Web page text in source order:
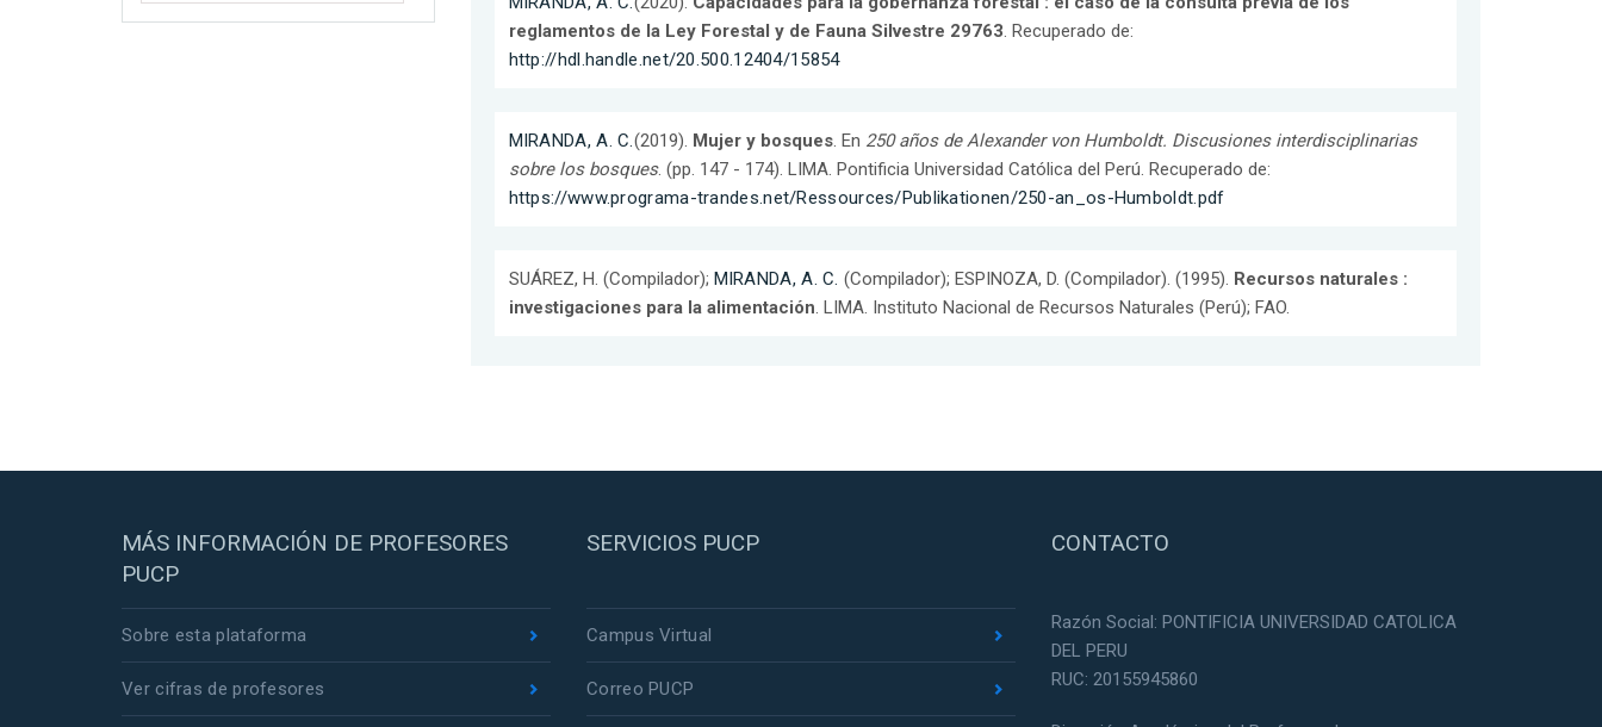
reglamentos de la Ley Forestal y de Fauna Silvestre 29763. Recuperado de:
http://hdl.handle.net/20.500.12404/15854
MIRANDA, A. C.(2019). Mujer y bosques. En 250 años de Alexander von Humboldt. Discusiones interdisciplinarias
sobre los bosques. (pp. 147 - 174). LIMA. Pontificia Universidad Católica del Perú. Recuperado de:
https://www.programa-trandes.net/Ressources/Publikationen/250-an_os-Humboldt.pdf
SUÁREZ, H. (Compilador); MIRANDA, A. C. (Compilador); ESPINOZA, D. (Compilador). (1995). Recursos naturales :
investigaciones para la alimentación. LIMA. Instituto Nacional de Recursos Naturales (Perú); FAO.
MÁS INFORMACIÓN DE PROFESORES
PUCP
Sobre esta plataforma
Ver cifras de profesores
SERVICIOS PUCP
Campus Virtual
Correo PUCP
CONTACTO
Razón Social: PONTIFICIA UNIVERSIDAD CATOLICA
DEL PERU
RUC: 20155945860